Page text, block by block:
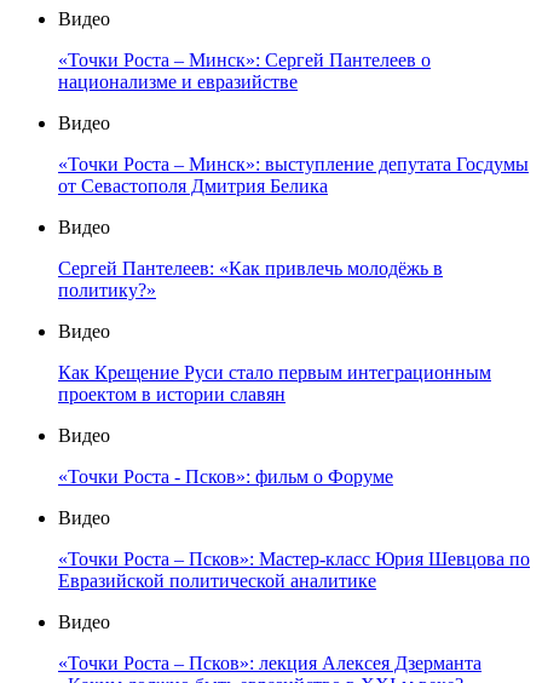
Видео
«Точки Роста – Минск»: Сергей Пантелеев о
национализме и евразийстве
Видео
«Точки Роста – Минск»: выступление депутата Госдумы
от Севастополя Дмитрия Белика
Видео
Сергей Пантелеев: «Как привлечь молодёжь в
политику?»
Видео
Как Крещение Руси стало первым интеграционным
проектом в истории славян
Видео
«Точки Роста - Псков»: фильм о Форуме
Видео
«Точки Роста – Псков»: Мастер-класс Юрия Шевцова по
Евразийской политической аналитике
Видео
«Точки Роста – Псков»: лекция Алексея Дзерманта